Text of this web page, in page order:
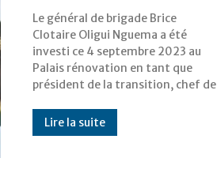
Le général de brigade Brice
Clotaire Oligui Nguema a été
investi ce 4 septembre 2023 au
Palais rénovation en tant que
président de la transition, chef de
l’État. Nous publions in extenso
son discours d’investiture.
Mesdames et Messieurs de la
Lire la suite